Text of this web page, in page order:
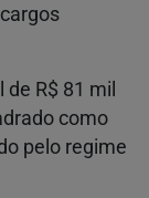
R$ 81 mil
como
pelo regime